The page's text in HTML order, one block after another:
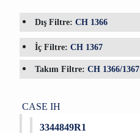
Dış Filtre: CH 1366
İç Filtre: CH 1367
Takım Filtre: CH 1366/1367
CASE IH
3344849R1